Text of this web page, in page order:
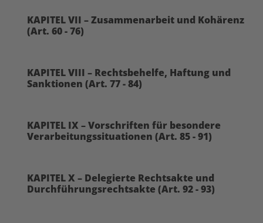
KAPITEL VII – Zusammenarbeit und Kohärenz
(Art. 60 - 76)
KAPITEL VIII – Rechtsbehelfe, Haftung und
Sanktionen (Art. 77 - 84)
KAPITEL IX – Vorschriften für besondere
Verarbeitungssituationen (Art. 85 - 91)
KAPITEL X – Delegierte Rechtsakte und
Durchführungsrechtsakte (Art. 92 - 93)